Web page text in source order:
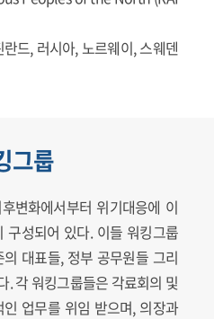
란드, 러시아, 노르웨이, 스웨덴
그룹
변화에서부터 위기대응에 이
구성되어 있다. 이들 워킹그룹
대표들, 정부 공무원들 그리
. 각 워킹그룹들은 각료회의 및
업무를 위임 받으며, 의장과